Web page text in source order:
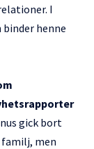
I
henne
gick bort
familj, men